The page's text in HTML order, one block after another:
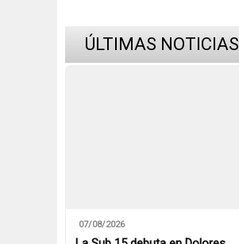
ÚLTIMAS NOTICIAS
07/08/2026